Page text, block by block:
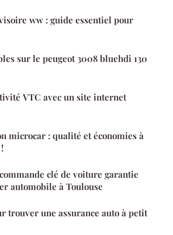
ww : guide essentiel pour
sur le peugeot 3008 bluehdi 130
VTC avec un site internet
microcar : qualité et économies à
clé de voiture garantie
automobile à Toulouse
trouver une assurance auto à petit